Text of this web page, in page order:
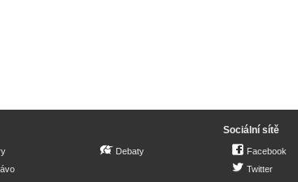
Debaty
Sociální sítě
Facebook
Twitter